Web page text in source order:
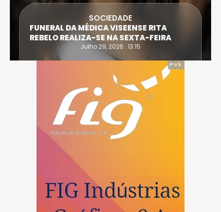
SOCIEDADE
FUNERAL DA MÉDICA VISEENSE RITA
REBELO REALIZA-SE NA SEXTA-FEIRA
Julho 29, 2026 . 13:15
Pub